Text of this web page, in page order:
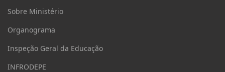
Sobre Ministério
Organograma
Inspeção Geral da Educação
INFRODEPE